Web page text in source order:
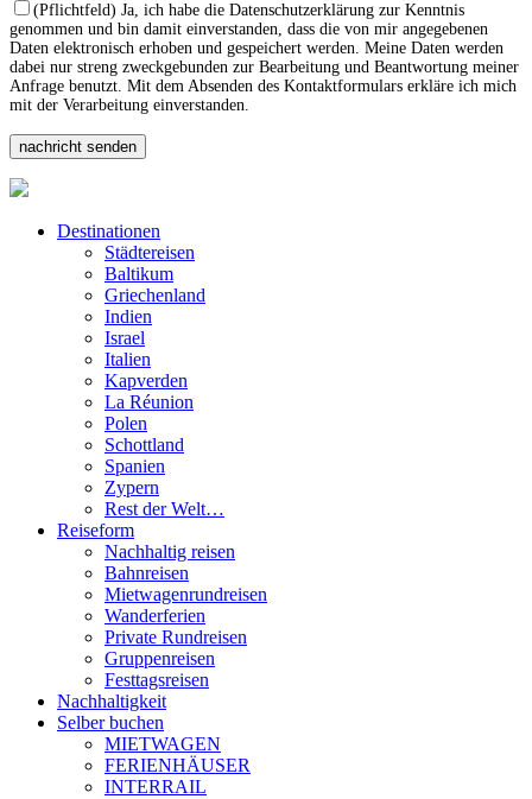
(Pflichtfeld) Ja, ich habe die Datenschutzerklärung zur Kenntnis
genommen und bin damit einverstanden, dass die von mir angegebenen
Daten elektronisch erhoben und gespeichert werden. Meine Daten werden
dabei nur streng zweckgebunden zur Bearbeitung und Beantwortung meiner
Anfrage benutzt. Mit dem Absenden des Kontaktformulars erkläre ich mich
mit der Verarbeitung einverstanden.
Destinationen
Städtereisen
Baltikum
Griechenland
Indien
Israel
Italien
Kapverden
La Réunion
Polen
Schottland
Spanien
Zypern
Rest der Welt…
Reiseform
Nachhaltig reisen
Bahnreisen
Mietwagenrundreisen
Wanderferien
Private Rundreisen
Gruppenreisen
Festtagsreisen
Nachhaltigkeit
Selber buchen
MIETWAGEN
FERIENHÄUSER
INTERRAIL